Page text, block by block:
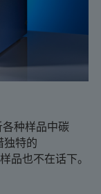
种样品中碳
独特的
品也不在话下。